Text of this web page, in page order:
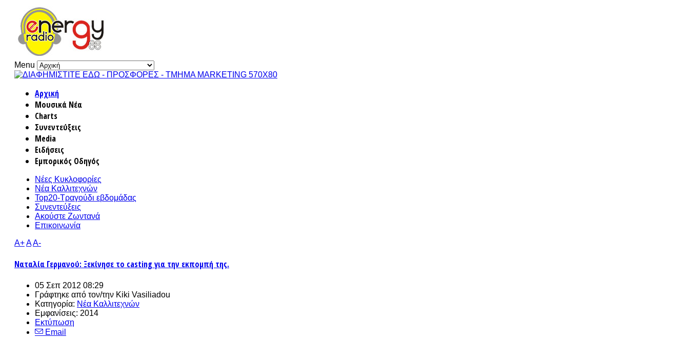
Menu
Αρχική
Μουσικά Νέα
Charts
Συνεντεύξεις
Media
Ειδήσεις
Εμπορικός Οδηγός
Νέες Κυκλοφορίες
Νέα Καλλιτεχνών
Top20-Τραγούδι εβδομάδας
Συνεντεύξεις
Ακούστε Ζωντανά
Επικοινωνία
A+AA-
Ναταλία Γερμανού: Ξεκίνησε το casting για την εκπομπή της.
05 Σεπ 2012 08:29
Γράφτηκε από τον/την Kiki Vasiliadou
Κατηγορία: Νέα Καλλιτεχνών
Εμφανίσεις: 2014
Εκτύπωση
Email